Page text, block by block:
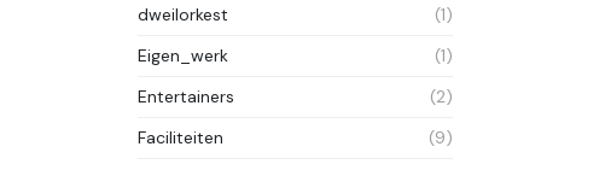
dweilorkest
(1)
Eigen_werk
(1)
Entertainers
(2)
Faciliteiten
(9)